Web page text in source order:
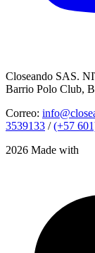
Closeando SAS.
Barrio Polo Club,
Correo:
3539133 /(+57
2026 Made with